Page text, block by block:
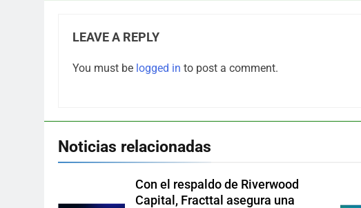
LEAVE A REPLY
You must be logged in to post a comment.
Noticias relacionadas
Con el respaldo de Riverwood
Capital, Fracttal asegura una